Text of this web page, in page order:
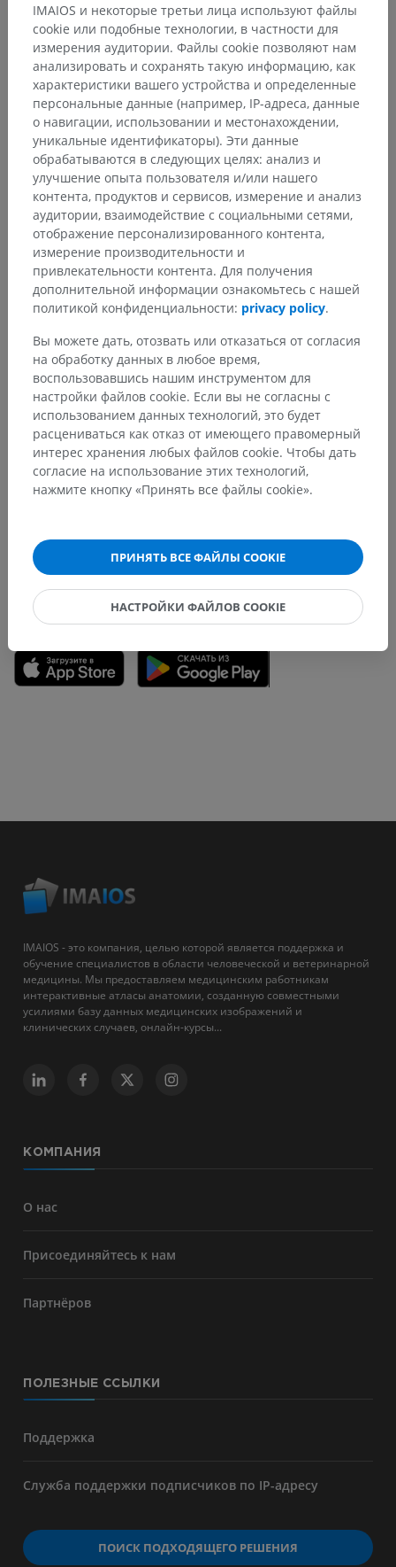
Анатомическая иерархия
Анатомия человека 1
Системная анатомия > Нервная система>
Центральная нервная система> Спинной мозг
Серое вещество> Серые столбы >
Передний столб > Передний рог>
Переднемедиальное ядро
Основные структуры:Нет анатомических терминов,
относящихся к этой части тела
Нейроанатомия человека
Переводы
Заметили ошибку?
Не стесняйтесь предложить поправку, свою версию
Сообщить об ошибке
СКАЧАТЬ ПРИЛОЖЕНИЕ
IMAIOS - это компания, целью которой является поддержка и
обучение специалистов в области человеческой и ветеринарной
медицины. Мы предоставляем медицинским работникам
интерактивные атласы анатомии, созданную совместными
усилиями базу данных медицинских изображений и
клинических случаев, онлайн-курсы...
КОМПАНИЯ
О нас
Присоединяйтесь к нам
Партнёров
ПОЛЕЗНЫЕ ССЫЛКИ
Поддержка
Служба поддержки подписчиков по IP-адресу
ПОИСК ПОДХОДЯЩЕГО РЕШЕНИЯ
IMAIOS и некоторые третьи лица используют файлы
cookie или подобные технологии, в частности для
измерения аудитории. Файлы cookie позволяют нам
анализировать и сохранять такую информацию, как
характеристики вашего устройства и определенные
персональные данные (например, IP-адреса, данные
о навигации, использовании и местонахождении,
уникальные идентификаторы). Эти данные
обрабатываются в следующих целях: анализ и
улучшение опыта пользователя и/или нашего
контента, продуктов и сервисов, измерение и анализ
аудитории, взаимодействие с социальными сетями,
отображение персонализированного контента,
измерение производительности и
привлекательности контента. Для получения
дополнительной информации ознакомьтесь с нашей
политикой конфиденциальности: privacy policy.
Вы можете дать, отозвать или отказаться от согласия
на обработку данных в любое время,
воспользовавшись нашим инструментом для
настройки файлов cookie. Если вы не согласны с
использованием данных технологий, это будет
расцениваться как отказ от имеющего правомерный
интерес хранения любых файлов cookie. Чтобы дать
согласие на использование этих технологий,
нажмите кнопку «Принять все файлы cookie».
ПРИНЯТЬ ВСЕ ФАЙЛЫ COOKIE
НАСТРОЙКИ ФАЙЛОВ COOKIE